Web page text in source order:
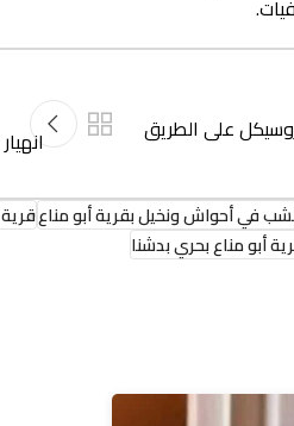
على الطريق
في أحواش ونخيل بقرية أبو مناع
أبو مناع بحري بدشنا